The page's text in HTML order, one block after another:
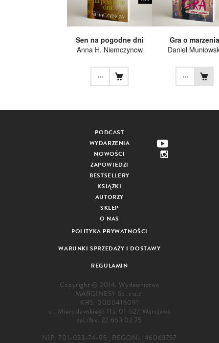
Sen na pogodne dni
Anna H. Niemczynow
...
Gra o marzenia
Daniel
...
PODCAST
WYDARZENIA
NOWOŚCI
ZAPOWIEDZI
BESTSELLERY
KSIĄŻKI
AUTORZY
SKLEP
O NAS
POLITYKA PRYWATNOŚCI
WARUNKI SPRZEDAŻY I DOSTAWY
REGULAMIN
Copyright © 2014. Wydawnictwo
MARGINESY Sp. z o.o.
KRS: 0000416091
ul. Mierosławskiego 11a, 01-527 Warszawa
tel./fax. 22 663 02 75
NIP: 701-033-74-95 , REGON: 146063757